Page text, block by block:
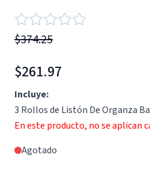
$374.25
$261.97
Incluye:
3 Rollos de Listón De Organza
En este producto, no se aplican
Agotado